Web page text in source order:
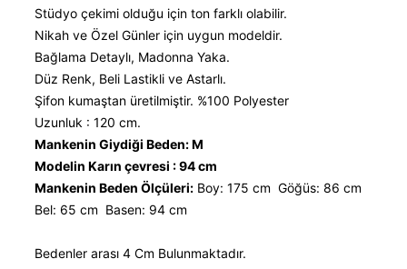
Stüdyo çekimi olduğu için ton farklı olabilir.
Nikah ve Özel Günler için uygun modeldir.
Bağlama Detaylı, Madonna Yaka.
Düz Renk, Beli Lastikli ve Astarlı.
Şifon kumaştan üretilmiştir. %100 Polyester
Uzunluk : 120 cm.
Mankenin Giydiği Beden: M
Modelin Karın çevresi : 94 cm
Mankenin Beden Ölçüleri: Boy: 175 cm Göğüs: 86 cm
Bel: 65 cm Basen: 94 cm
Bedenler arası 4 Cm Bulunmaktadır.